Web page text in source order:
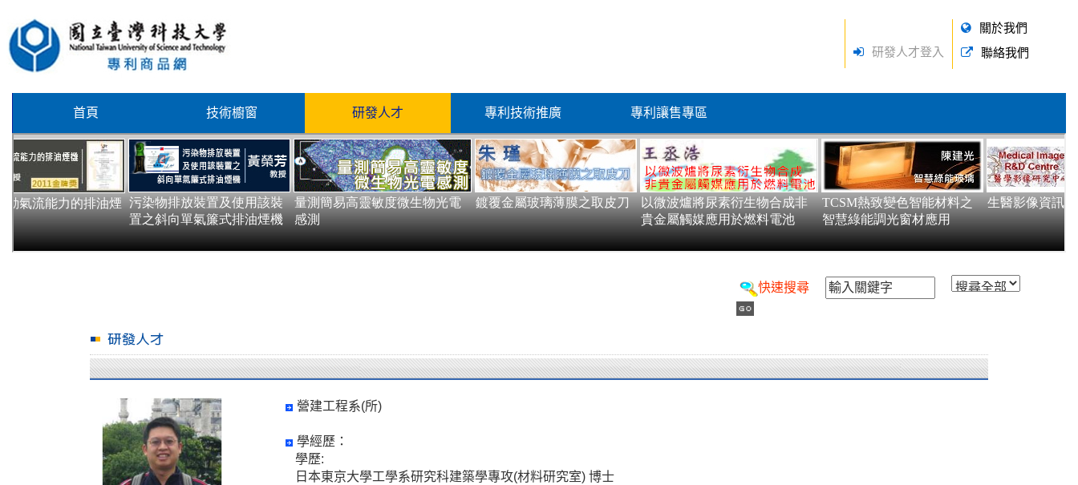
研發人才登入
關於我們
聯絡我們
首頁 技術櫥窗 研發人才 專利技術推廣 專利讓售專區
快速搜尋
營建工程系(所)
學經歷：
學歷:
日本東京大學工學系研究科建築學專攻(材料研究室) 博士